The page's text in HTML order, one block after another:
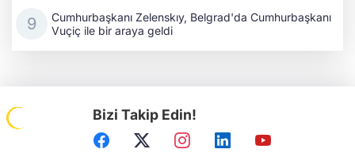
Cumhurbaşkanı Zelenskıy, Belgrad'da Cumhurbaşkanı
Vuçiç ile bir araya geldi
Bizi Takip Edin!